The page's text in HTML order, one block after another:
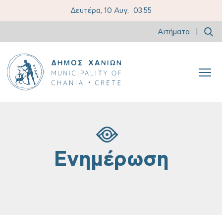
Δευτέρα, 10 Αυγ, 03:55
Αιτήματα
Ενημέρωση